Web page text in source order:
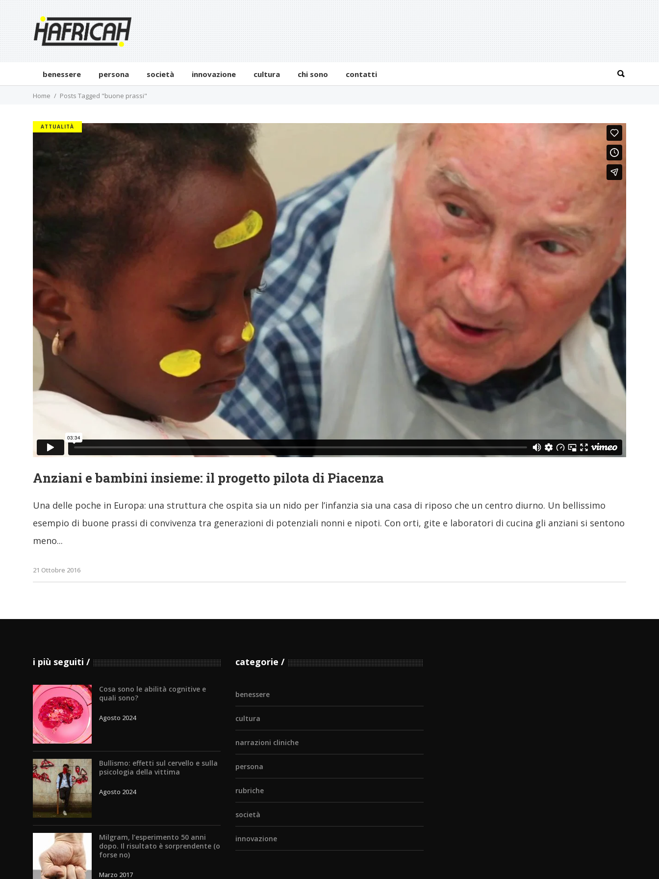
benessere persona società innovazione cultura chi sono contatti
Home Posts Tagged "buone prassi"
ATTUALITÀ
Anziani e bambini insieme: il progetto pilota di Piacenza
Una delle poche in Europa: una struttura che ospita sia un nido per l’infanzia sia una casa di riposo che un centro diurno. Un bellissimo
esempio di buone prassi di convivenza tra generazioni di potenziali nonni e nipoti. Con orti, gite e laboratori di cucina gli anziani si sentono
meno
21 Ottobre 2016
i più seguiti
Cosa sono le abilità cognitive e
quali sono?
Agosto 2024
Bullismo: effetti sul cervello e sulla
psicologia della vittima
Agosto 2024
Milgram, l’esperimento 50 anni
dopo. Il risultato è sorprendente (o
forse no)
Marzo 2017
categorie
benessere
cultura
narrazioni cliniche
persona
rubriche
società
innovazione